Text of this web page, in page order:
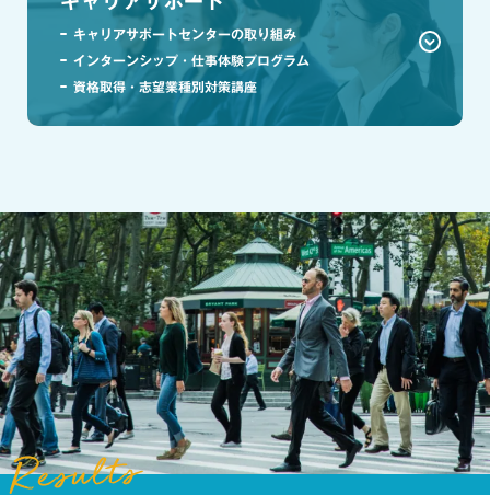
キャリアサポートセンターの取り組み
インターンシップ・仕事体験プログラム
資格取得・志望業種別対策講座